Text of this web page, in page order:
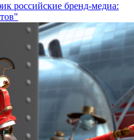
российские бренд-медиа: